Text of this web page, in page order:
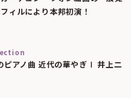
ィルにより本邦初演！
ピアノ曲 近代の華やぎⅠ 井上二